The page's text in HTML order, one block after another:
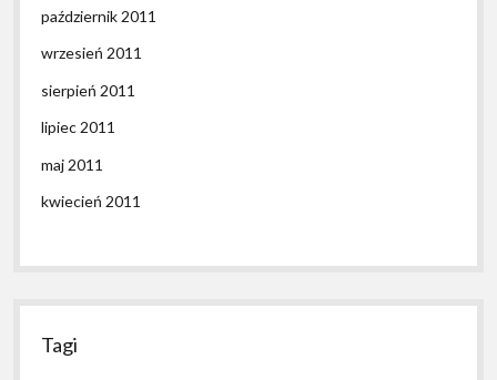
październik 2011
wrzesień 2011
sierpień 2011
lipiec 2011
maj 2011
kwiecień 2011
Tagi